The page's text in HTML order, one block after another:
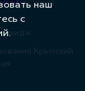
Крымский
Имидж
наш
с